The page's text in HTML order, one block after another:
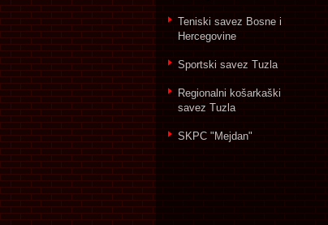
Teniski savez Bosne i
Hercegovine
Sportski savez Tuzla
Regionalni košarkaški
savez Tuzla
SKPC "Mejdan"